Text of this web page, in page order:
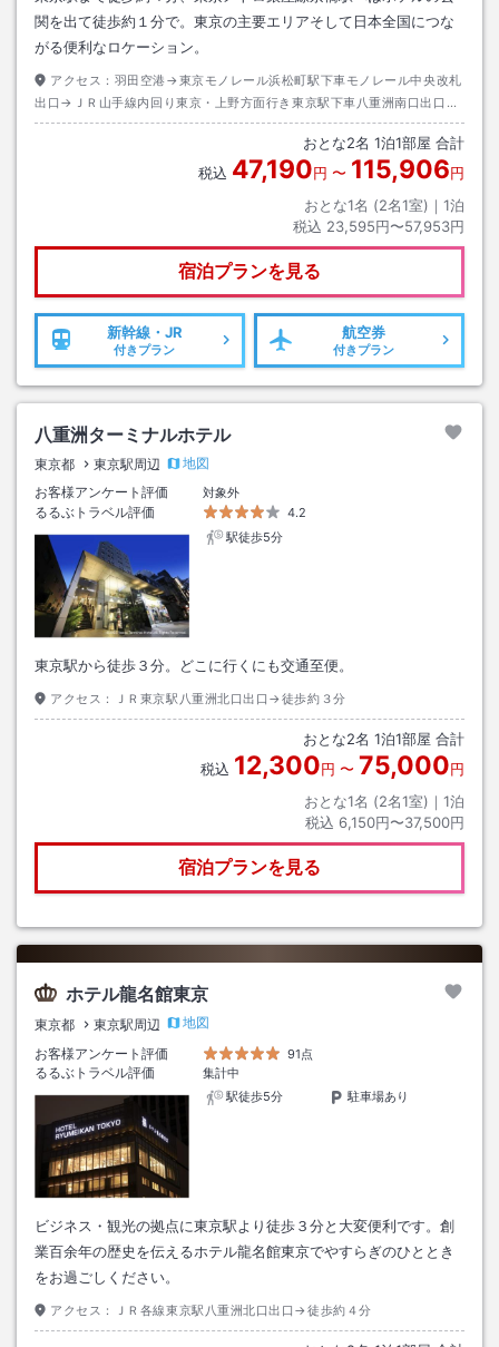
関を出て徒歩約１分で。東京の主要エリアそして日本全国につな
がる便利なロケーション。
アクセス： 羽田空港→東京モノレール浜松町駅下車モノレール中央改札
出口→ＪＲ山手線内回り東京・上野方面行き東京駅下車八重洲南口出口→
徒歩約４分またはタクシー約２分
おとな2名 1泊1部屋 合計
税込 47,190円 〜 115,906円
おとな1名 (2名1室)｜ 1泊
税込 23,595円〜57,953円
宿泊プランを見る
新幹線・JR
付きプラン
航空券
付きプラン
八重洲ターミナルホテル
東京都 東京駅周辺
地図
お客様アンケート評価
対象外
るるぶトラベル評価
4.2
駅徒歩5分
東京駅から徒歩３分。どこに行くにも交通至便。
アクセス： ＪＲ東京駅八重洲北口出口→徒歩約３分
おとな2名 1泊1部屋 合計
税込 12,300円 〜 75,000円
おとな1名 (2名1室)｜ 1泊
税込 6,150円〜37,500円
宿泊プランを見る
ホテル龍名館東京
東京都 東京駅周辺
地図
お客様アンケート評価
91点
るるぶトラベル評価
集計中
駅徒歩5分
駐車場あり
ビジネス・観光の拠点に東京駅より徒歩３分と大変便利です。創
業百余年の歴史を伝えるホテル龍名館東京でやすらぎのひととき
をお過ごしください。
アクセス： ＪＲ各線東京駅八重洲北口出口→徒歩約４分